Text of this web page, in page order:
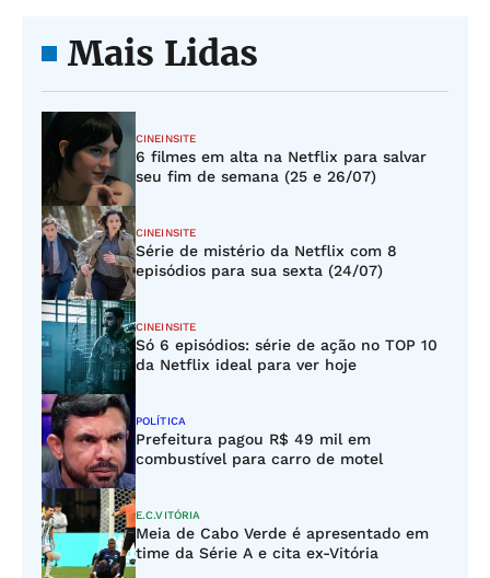
Mais Lidas
CINEINSITE
6 filmes em alta na Netflix para salvar
seu fim de semana (25 e 26/07)
CINEINSITE
Série de mistério da Netflix com 8
episódios para sua sexta (24/07)
CINEINSITE
Só 6 episódios: série de ação no TOP 10
da Netflix ideal para ver hoje
POLÍTICA
Prefeitura pagou R$ 49 mil em
combustível para carro de motel
E.C.VITÓRIA
Meia de Cabo Verde é apresentado em
time da Série A e cita ex-Vitória